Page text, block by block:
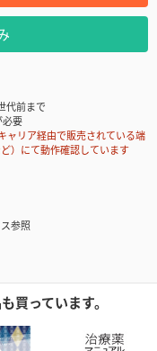
代前まで
要
リア経由で販売されている端
）にて動作確認しています
参照
買っています。